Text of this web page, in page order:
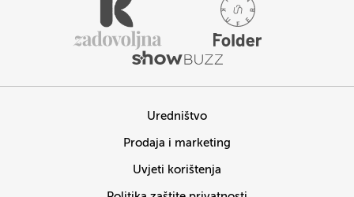
Uredništvo
Prodaja i marketing
Uvjeti korištenja